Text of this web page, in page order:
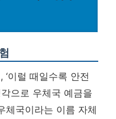
이럴 때일수록 안전
으로 우체국 예금을
체국이라는 이름 자체